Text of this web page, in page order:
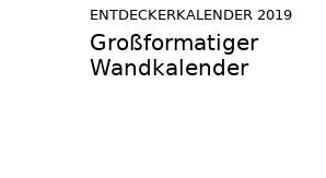
ENTDECKERKALENDER 2019
Großformatiger
Wandkalender